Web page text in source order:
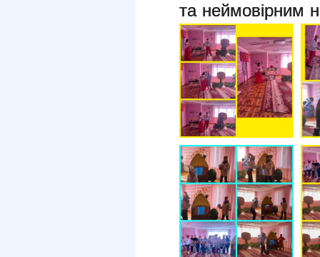
та неймовірним